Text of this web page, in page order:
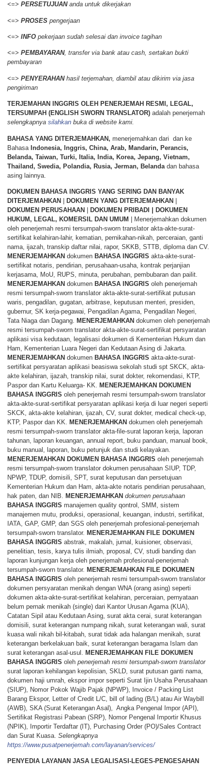
<=> PERSETUJUANanda untuk dikerjakan
<=> PROSES pengerjaan
<=> INFO pekerjaan sudah selesai dan invoice tagihan
<=> PEMBAYARAN, transfer via bank atau cash, sertakan bukti
pembayaran
<=> PENYERAHANhasil terjemahan, diambil atau dikirim via jasa
pengiriman
TERJEMAHAN INGGRIS OLEH PENERJEMAH RESMI, LEGAL,
TERSUMPAH (ENGLISH SWORN TRANSLATOR) adalah penerjemah
selengkapnya silahkan buka di website kami.
BAHASA YANG DITERJEMAHKAN, menerjemahkan dari dan ke
Bahasa Indonesia, Inggris, China, Arab, Mandarin, Perancis,
Belanda, Taiwan, Turki, Italia, India, Korea, Jepang, Vietnam,
Thailand, Swedia, Polandia, Rusia, Jerman, Belanda dan bahasa
asing lainnya.
DOKUMEN BAHASA INGGRIS YANG SERING DAN BANYAK
DITERJEMAHKAN
DOKUMEN YANG DITERJEMAHKAN
DOKUMEN PERUSAHAAN
DOKUMEN PRIBADI | DOKUMEN
HUKUM, LEGAL, KOMERSIL DAN UMUM
| Menerjemahkan dokumen
oleh penerjemah resmi tersumpah-sworn translator akta-akte-surat-
sertifikat kelahiran-lahir, kematian, pernikahan-nikah, perceraian, ganti
nama, ijazah, transkip daftar nilai, rapor, SKKB, STTB, diploma dan CV.
MENERJEMAHKAN dokumen BAHASA INGGRIS akta-akte-surat-
sertifikat notaris, pendirian, perusahaan-usaha, kontrak perjanjian
kerjasama, MoU, RUPS, minuta, perubahan, pembubaran dan pailit.
MENERJEMAHKAN dokumen BAHASA INGGRIS oleh penerjemah
resmi tersumpah-sworn translator akta-akte-surat-sertifikat putusan
waris, pengadilan, gugatan, arbitrase, keputusan menteri, presiden,
gubernur, SK kerja-pegawai, Pengadilan Agama, Pengadilan Negeri,
Tata Niaga dan Dagang. MENERJEMAHKAN dokumen oleh penerjemah
resmi tersumpah-sworn translator akta-akte-surat-sertifikat persyaratan
aplikasi visa kedutaan, legalisasi dokumen di Kementerian Hukum dan
Ham, Kementerian Luara Negeri dan Kedutaan Asing di Jakarta.
MENERJEMAHKAN dokumen BAHASA INGGRIS akta-akte-surat-
sertifikat persyaratan aplikasi beasiswa sekolah studi spt SKCK, akta-
akte kelahiran, ijazah, transkip nilai, surat dokter, rekomendasi, KTP,
Paspor dan Kartu Keluarga- KK. MENERJEMAHKAN DOKUMEN
BAHASA
INGGRIS oleh penerjemah resmi tersumpah-sworn translator
akta-akte-surat-sertifikat persyaratan aplikasi kerja di luar negeri seperti
SKCK, akta-akte kelahiran, ijazah, CV, surat dokter, medical check-up,
KTP, Paspor dan KK. MENERJEMAHKAN dokumen oleh penerjemah
resmi tersumpah-sworn translator akta-file-surat laporan kerja, laporan
tahunan, laporan keuangan, annual report, buku panduan, manual book,
buku manual, laporan, buku petunjuk dan studi kelayakan.
MENERJEMAHKAN DOKUMEN BAHASA INGGRIS oleh penerjemah
resmi tersumpah-sworn translator dokumen perusahaan SIUP, TDP,
NPWP, TDUP, domisili, SPT, surat keputusan dan persetujuan
Kementerian Hukum dan Ham, akta-akte notaris pendirian perusahaan,
hak paten, dan NIB. MENERJEMAHKAN dokumen perusahaan
BAHASA
INGGRIS manajemen quality qontrol, SMM, sistem
manajemen mutu, produksi, operasional, keuangan, industri, sertifikat,
IATA, GAP, GMP, dan SGS oleh penerjemah profesional-penerjemah
tersumpah-sworn translator. MENERJEMAHKAN FILE DOKUMEN
BAHASA
INGGRIS abstrak, makalah, jurnal, kuisioner, observasi,
penelitian, tesis, karya tulis ilmiah, proposal, CV, studi banding dan
laporan kunjungan kerja oleh penerjemah profesional-penerjemah
tersumpah-sworn translator. MENERJEMAHKAN FILE DOKUMEN
BAHASA
INGGRIS oleh penerjemah resmi tersumpah-sworn translator
dokumen persyaratan menikah dengan WNA (orang asing) seperti
dokumen akta-akte-surat-sertifikat kelahiran, perceraian, pernyataan
belum pernak menikah (single) dari Kantor Urusan Agama (KUA),
Catatan Sipil atau Kedutaan Asing, surat akta cerai, surat keterangan
domisili, surat keterangan numpang nikah, surat keterangan wali, surat
kuasa wali nikah bil-kitabah, surat tidak ada halangan menikah, surat
keterangan berkelakuan baik, surat keterangan beragama Islam dan
surat keterangan asal-usul. MENERJEMAHKAN FILE DOKUMEN
BAHASA
INGGRIS oleh penerjemah resmi tersumpah-sworn translator
surat laporan kehilangan kepolisian, SKLD, surat putusan ganti nama,
dokumen haji umrah, ekspor impor seperti Surat Ijin Usaha Perusahaan
(SIUP), Nomor Pokok Wajib Pajak (NPWP), Invoice / Packing List
Barang Ekspor, Letter of Credit L/C, bill of lading (B/L) atau Air Waybill
(AWB), SKA (Surat Keterangan Asal), Angka Pengenal Impor (API),
Sertifikat Registrasi Pabean (SRP), Nomor Pengenal Importir Khusus
(NPIK), Importir Terdaftar (IT), Purchasing Order (PO)/Sales Contract
dan Surat Kuasa. Selengkapnya
https://www.pusatpenerjemah.com/layanan/services/
PENYEDIA LAYANAN JASA LEGALISASI-LEGES-PENGESAHAN